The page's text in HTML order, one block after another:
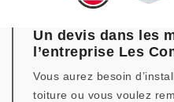
Un devis dans les
l’entreprise Les
Vous aurez besoin
toiture ou vous voulez